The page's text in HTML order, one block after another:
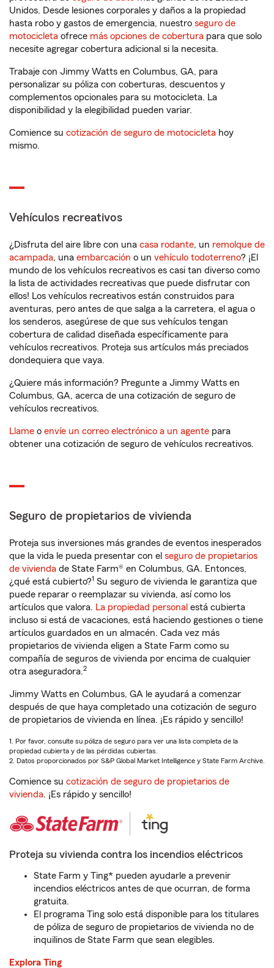
Unidos. Desde lesiones corporales y daños a la propiedad
hasta robo y gastos de emergencia, nuestro seguro de
motocicleta ofrece más opciones de cobertura para que solo
necesite agregar cobertura adicional si la necesita.
Trabaje con Jimmy Watts en Columbus, GA, para
personalizar su póliza con coberturas, descuentos y
complementos opcionales para su motocicleta. La
disponibilidad y la elegibilidad pueden variar.
Comience su cotización de seguro de motocicleta hoy
mismo.
Vehículos recreativos
¿Disfruta del aire libre con una casa rodante, un remolque de
acampada, una embarcación o un vehículo todoterreno? ¡El
mundo de los vehículos recreativos es casi tan diverso como
la lista de actividades recreativas que puede disfrutar con
ellos! Los vehículos recreativos están construidos para
aventuras, pero antes de que salga a la carretera, el agua o
los senderos, asegúrese de que sus vehículos tengan
cobertura de calidad diseñada específicamente para
vehículos recreativos. Proteja sus artículos más preciados
dondequiera que vaya.
¿Quiere más información? Pregunte a Jimmy Watts en
Columbus, GA, acerca de una cotización de seguro de
vehículos recreativos.
Llame o envíe un correo electrónico a un agente para
obtener una cotización de seguro de vehículos recreativos.
Seguro de propietarios de vivienda
Proteja sus inversiones más grandes de eventos inesperados
que la vida le pueda presentar con el seguro de propietarios
de vivienda de State Farm® en Columbus, GA. Entonces,
¿qué está cubierto?1 Su seguro de vivienda le garantiza que
puede reparar o reemplazar su vivienda, así como los
artículos que valora. La propiedad personal está cubierta
incluso si está de vacaciones, está haciendo gestiones o tiene
artículos guardados en un almacén. Cada vez más
propietarios de vivienda eligen a State Farm como su
compañía de seguros de vivienda por encima de cualquier
otra aseguradora.2
Jimmy Watts en Columbus, GA le ayudará a comenzar
después de que haya completado una cotización de seguro
de propietarios de vivienda en línea. ¡Es rápido y sencillo!
1. Por favor, consulte su póliza de seguro para ver una lista completa de la
propiedad cubierta y de las pérdidas cubiertas.
2. Datos proporcionados por S&P Global Market Intelligence y State Farm Archive.
Comience su cotización de seguro de propietarios de
vivienda. ¡Es rápido y sencillo!
Proteja su vivienda contra los incendios eléctricos
State Farm y Ting* pueden ayudarle a prevenir
incendios eléctricos antes de que ocurran, de forma
gratuita.
El programa Ting solo está disponible para los titulares
de póliza de seguro de propietarios de vivienda no de
inquilinos de State Farm que sean elegibles.
Explora Ting